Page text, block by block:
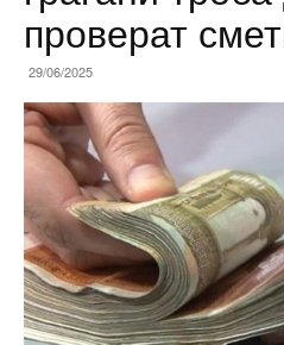
проверат
29/06/2025